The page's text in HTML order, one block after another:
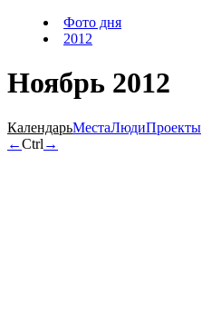
Фото дня
2012
Ноябрь 2012
КалендарьМестаЛюдиПроекты
←Ctrl →